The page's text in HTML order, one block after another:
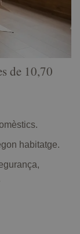
de 10,70
habitatge.